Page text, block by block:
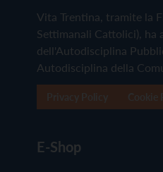
Vita Trentina, tramite la
Settimanali Cattolici), ha
dell'Autodisciplina
Autodisciplina della
E-Shop